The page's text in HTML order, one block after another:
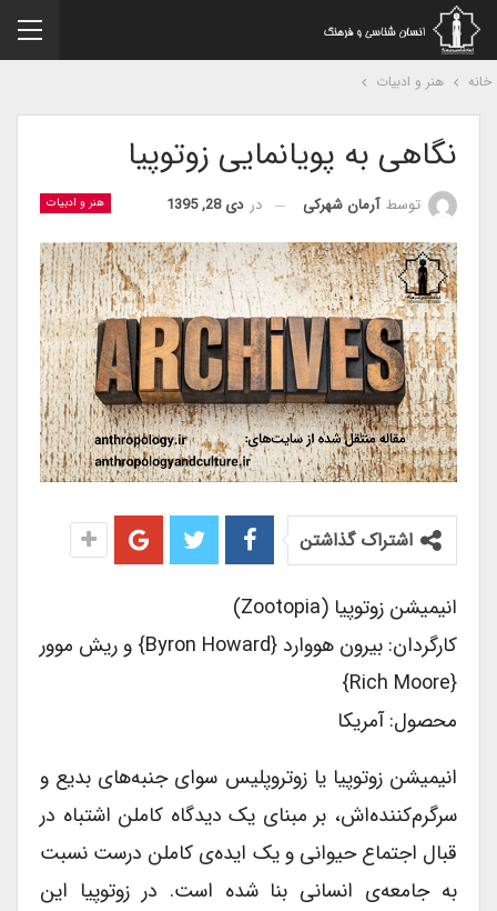
هنر و ادبیات
نگاهی به پویانمایی زوتوپیا
هنر و ادبیات توسطآرمان شهرکی دردی 28, 1395
اشتراک گذاشتن
انیمیشن زوتوپیا (zootopia)
کارگردان: بیرون هووارد {Byron Howard} و ریش موور
محصول: آمریکا
انیمیشن زوتوپیا یا زوتروپلیس سوای جنبه‌های بدیع و
سرگرم‌کننده‌اش، بر مبنای یک دیدگاه کاملن اشتباه در
قبال اجتماع حیوانی و یک ایده‌ی کاملن درست نسبت
به جامعه‌ی انسانی بنا شده است. در زوتوپیا این